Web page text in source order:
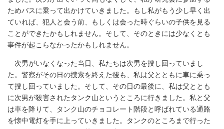
ためバスに乗って出かけていきました。もし私がもう少し早く出
ていれば、犯人と会う前、もしくは会った時ぐらいの子供を見る
ことができたかもしれません。そして、そのときには少なくとも
事件が起こらなかったかもしれません。
次男がいなくなった当日、私たちは次男を捜し回っていまし
た。警察がその日の捜索を終えた後も、私は父とともに車に乗っ
て捜し回っていました。そして、その日の最後に、私は父ととも
に次男が殺害されたタンク山というところに行きました。私と父
は車を降りて、タンク山のチョコレート階段と呼ばれている通路
を懐中電灯を手に上っていきました。タンクのところまで行った